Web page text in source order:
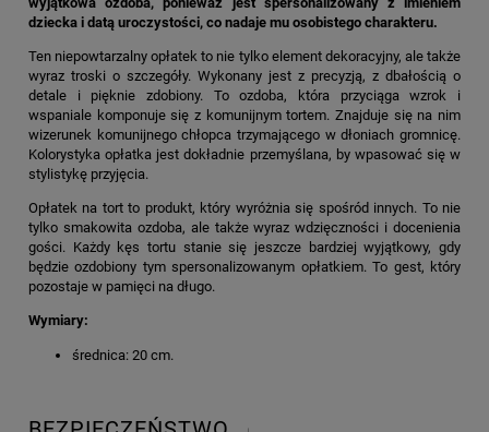
dziecka i datą uroczystości, co nadaje mu osobistego charakteru.
Ten niepowtarzalny opłatek to nie tylko element dekoracyjny, ale także
wyraz troski o szczegóły. Wykonany jest z precyzją, z dbałością o
detale i pięknie zdobiony. To ozdoba, która przyciąga wzrok i
wspaniale komponuje się z komunijnym tortem. Znajduje się na nim
wizerunek komunijnego chłopca trzymającego w dłoniach gromnicę.
Kolorystyka opłatka jest dokładnie przemyślana, by wpasować się w
stylistykę przyjęcia.
Opłatek na tort to produkt, który wyróżnia się spośród innych. To nie
tylko smakowita ozdoba, ale także wyraz wdzięczności i docenienia
gości. Każdy kęs tortu stanie się jeszcze bardziej wyjątkowy, gdy
będzie ozdobiony tym spersonalizowanym opłatkiem. To gest, który
pozostaje w pamięci na długo.
Wymiary:
średnica: 20 cm.